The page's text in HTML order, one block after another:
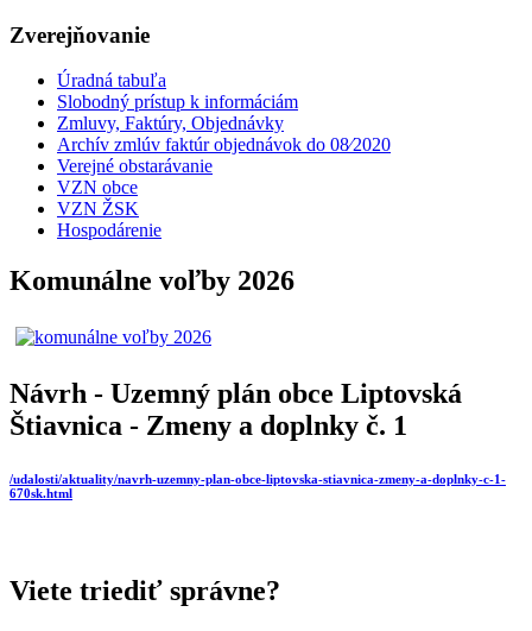
Zverejňovanie
Úradná tabuľa
Slobodný prístup k informáciám
Zmluvy, Faktúry, Objednávky
Archív zmlúv faktúr objednávok do 08⁄2020
Verejné obstarávanie
VZN obce
VZN ŽSK
Hospodárenie
Komunálne voľby 2026
Návrh - Uzemný plán obce Liptovská
Štiavnica - Zmeny a doplnky č. 1
/udalosti/aktuality/navrh-uzemny-plan-obce-liptovska-stiavnica-zmeny-a-doplnky-c-1-
670sk.html
Viete triediť správne?